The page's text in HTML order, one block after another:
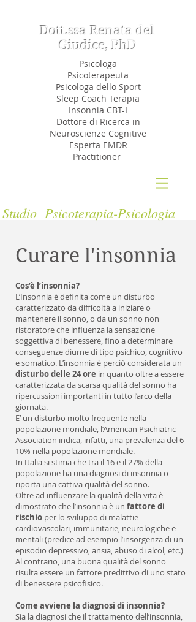
Dott.ssa Renata del
Giudice, PhD
Psicologa
Psicoterapeuta
Psicologa dello Sport
Sleep Coach Terapia
Insonnia CBT-I
Dottore di Ricerca in
Neuroscienze Cognitive
Esperta EMDR
Practitioner
Studio Psicoterapia-Psicologia
Curare l'insonnia
Cos’è l’insonnia?
L’Insonnia è definita come un disturbo
caratterizzato da difficoltà a iniziare o
mantenere il sonno, o da un sonno non
ristoratore che influenza la sensazione
soggettiva di benessere, fino a determinare
conseguenze diurne di tipo psichico, cognitivo
e somatico. L’insonnia è perciò considerata un
disturbo delle 24 ore in quanto oltre a essere
caratterizzata da scarsa qualità del sonno ha
ripercussioni importanti in tutto l’arco della
giornata.
E’ un disturbo molto frequente nella
popolazione mondiale, l’American Psichiatric
Association indica, infatti, una prevalenza del 6-
10% nella popolazione mondiale.
In Italia si stima che tra il 16 e il 27% della
popolazione ha una diagnosi di insonnia o
riporta una cattiva qualità del sonno.
Oltre ad influenzare la qualità della vita è
dimostrato che l’insonnia è un fattore di
rischio per lo sviluppo di malattie
cardiovascolari, immunitarie, neurologiche e
mentali (predice ad esempio l’insorgenza di un
episodio depressivo, ansia, abuso di alcol, etc.)
Al contrario, una buona qualità del sonno
risulta essere un fattore predittivo di uno stato
di benessere psicofisico.
Come avviene la diagnosi di insonnia?
Sia la diagnosi che il trattamento dell’insonnia,